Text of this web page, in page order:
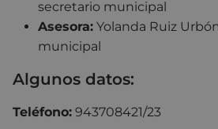
secretario municipal
Asesora: Yolanda Ruiz
municipal
Algunos datos:
Teléfono: 943708421/23